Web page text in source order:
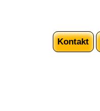
Kontakt